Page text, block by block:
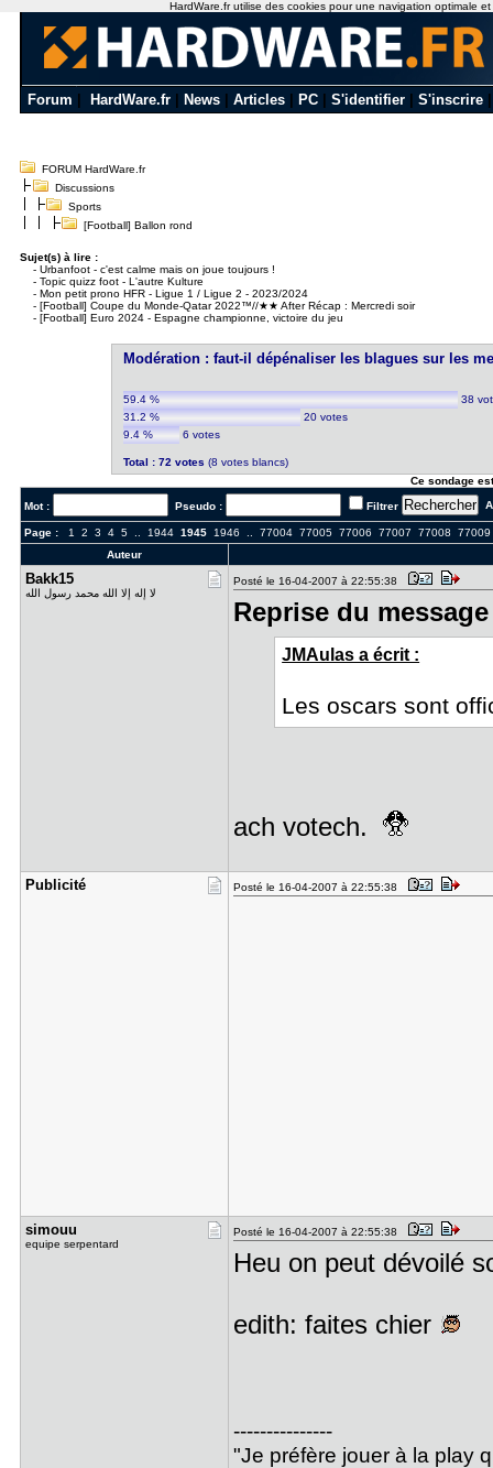
Forum HardWare.fr News Articles PC S'identifier S'inscrire
FORUM HardWare.fr
Discussions
Sports
[Football] Ballon rond
Sujet(s) à lire :
- Urbanfoot - c'est calme mais on joue toujours !
- Topic quizz foot - L'autre Kulture
- Mon petit prono HFR - Ligue 1 / Ligue 2 - 2023/2024
- [Football] Coupe du Monde-Qatar 2022™//★★ After Récap : Mercredi soir
- [Football] Euro 2024 - Espagne championne, victoire du jeu
Modération : faut-il dépénaliser les blagues sur les
59.4 %
38
31.2 %
20 votes
9.4 %
6 votes
Total : 72 votes (8 votes blancs)
Ce sondage
Mot : Pseudo : Filtrer
Page : 1 2 3 4 5.. 1944 1945 1946 77004 77005 77006 77007 77008
77009
Auteur
Bakk15
لا إله إلا الله محمد رسول الله
Posté le 16-04-2007 à 22:55:38
Reprise du
JMAulas a écrit :
Les oscars sont
ach votech.
Publicité Posté le 16-04-2007 à 22:55:38
simouu
equipe serpentard
Posté le 16-04-2007 à 22:55:38
Heu on peut dévoilé
edith: faites chier
---------------
"Je préfère jouer à la play
HardWare.fr utilise des cookies pour une navigation optimale